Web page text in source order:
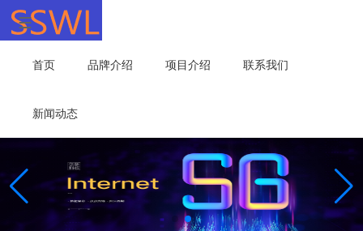
首页 品牌介绍 项目介绍 联系我们
新闻动态